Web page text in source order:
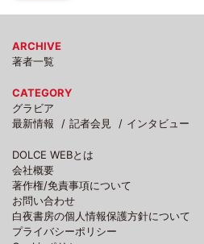
ARCHIVE
著者一覧
CATEGORY
グラビア
最新情報
記者会見 インタビュー
DOLCE WEBとは
会社概要
著作権/免責事項について
お問い合わせ
白夜書房の個人情報保護方針について
プライバシーポリシー